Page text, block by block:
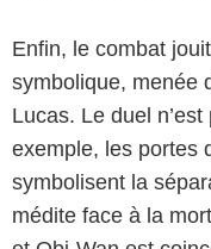
Enfin, le combat
symbolique, menée
Lucas. Le duel
exemple, les portes
symbolisent la
médite face à la